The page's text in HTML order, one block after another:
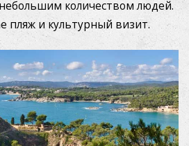
количеством людей.
пляж и культурный визит.